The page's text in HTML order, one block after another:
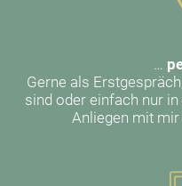
…
Gerne als
sind oder einfach nur
Anliegen mit